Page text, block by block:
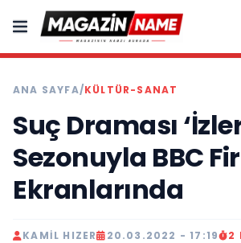
ANA SAYFA/KÜLTÜR-SANAT
Suç Draması
Sezonuyla BBC
Ekranlarında
KAMIL HIZER 20.03.2022 - 17:19 2